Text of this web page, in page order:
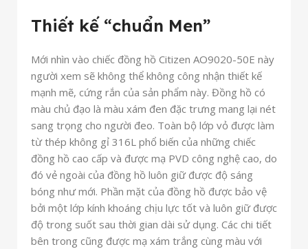
Thiết kế “chuẩn Men”
Mới nhìn vào chiếc đồng hồ Citizen AO9020-50E này
người xem sẽ không thể không công nhận thiết kế
mạnh mẽ, cứng rắn của sản phẩm này. Đồng hồ có
màu chủ đạo là màu xám đen đặc trưng mang lại nét
sang trọng cho người đeo. Toàn bộ lớp vỏ được làm
từ thép không gỉ 316L phổ biến của những chiếc
đồng hồ cao cấp và được mạ PVD công nghệ cao, do
đó vẻ ngoài của đồng hồ luôn giữ được độ sáng
bóng như mới. Phần mặt của đồng hồ được bảo vệ
bởi một lớp kính khoáng chịu lực tốt và luôn giữ được
độ trong suốt sau thời gian dài sử dụng. Các chi tiết
bên trong cũng được mạ xám trắng cùng màu với